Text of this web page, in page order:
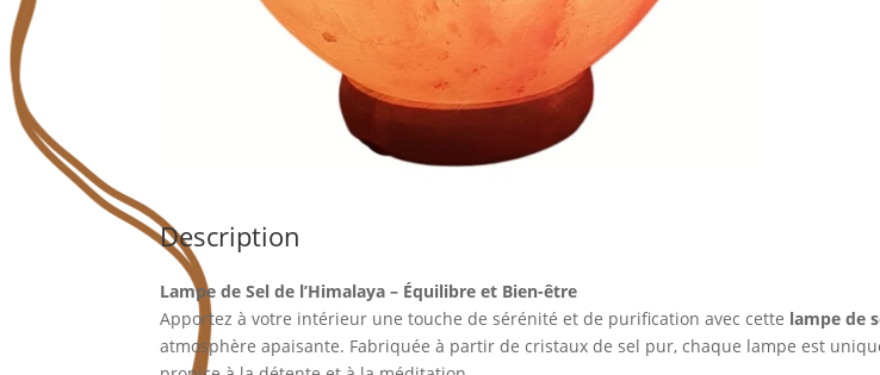
Description
Lampe de Sel de l’Himalaya – Équilibre et Bien-être
Apportez à votre intérieur une touche de sérénité et de purification avec cette lampe de
atmosphère apaisante. Fabriquée à partir de cristaux de sel pur, chaque lampe est